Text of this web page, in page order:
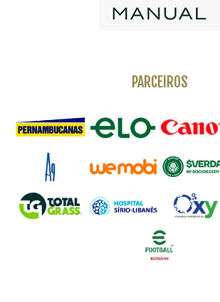
PARCEIROS